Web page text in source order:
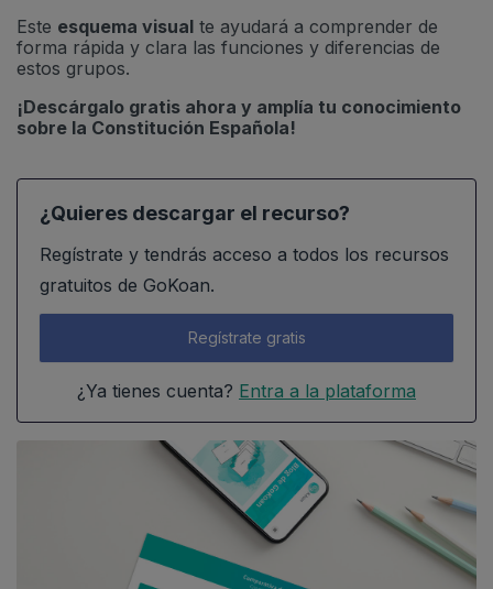
Este esquema visual te ayudará a comprender de
forma rápida y clara las funciones y diferencias de
estos grupos.
¡Descárgalo gratis ahora y amplía tu conocimiento
sobre la Constitución Española!
¿Quieres descargar el recurso?
Regístrate y tendrás acceso a todos los recursos
gratuitos de GoKoan.
Regístrate gratis
¿Ya tienes cuenta? Entra a la plataforma